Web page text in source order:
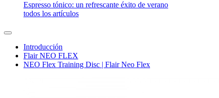
Espresso tónico: un refrescante éxito de verano
todos los artículos
Introducción
Flair NEO FLEX
NEO Flex Training Disc | Flair Neo Flex